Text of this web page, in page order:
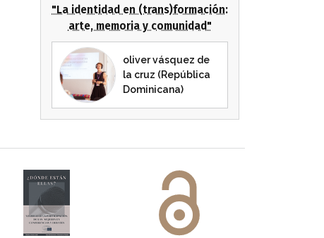
"La identidad en (trans)formación:
arte, memoria y comunidad"
oliver vásquez de
la cruz (República
Dominicana)